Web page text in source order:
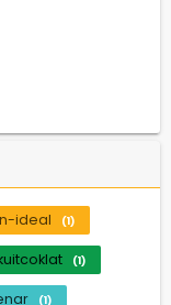
ideal (1)
(1)
(1)